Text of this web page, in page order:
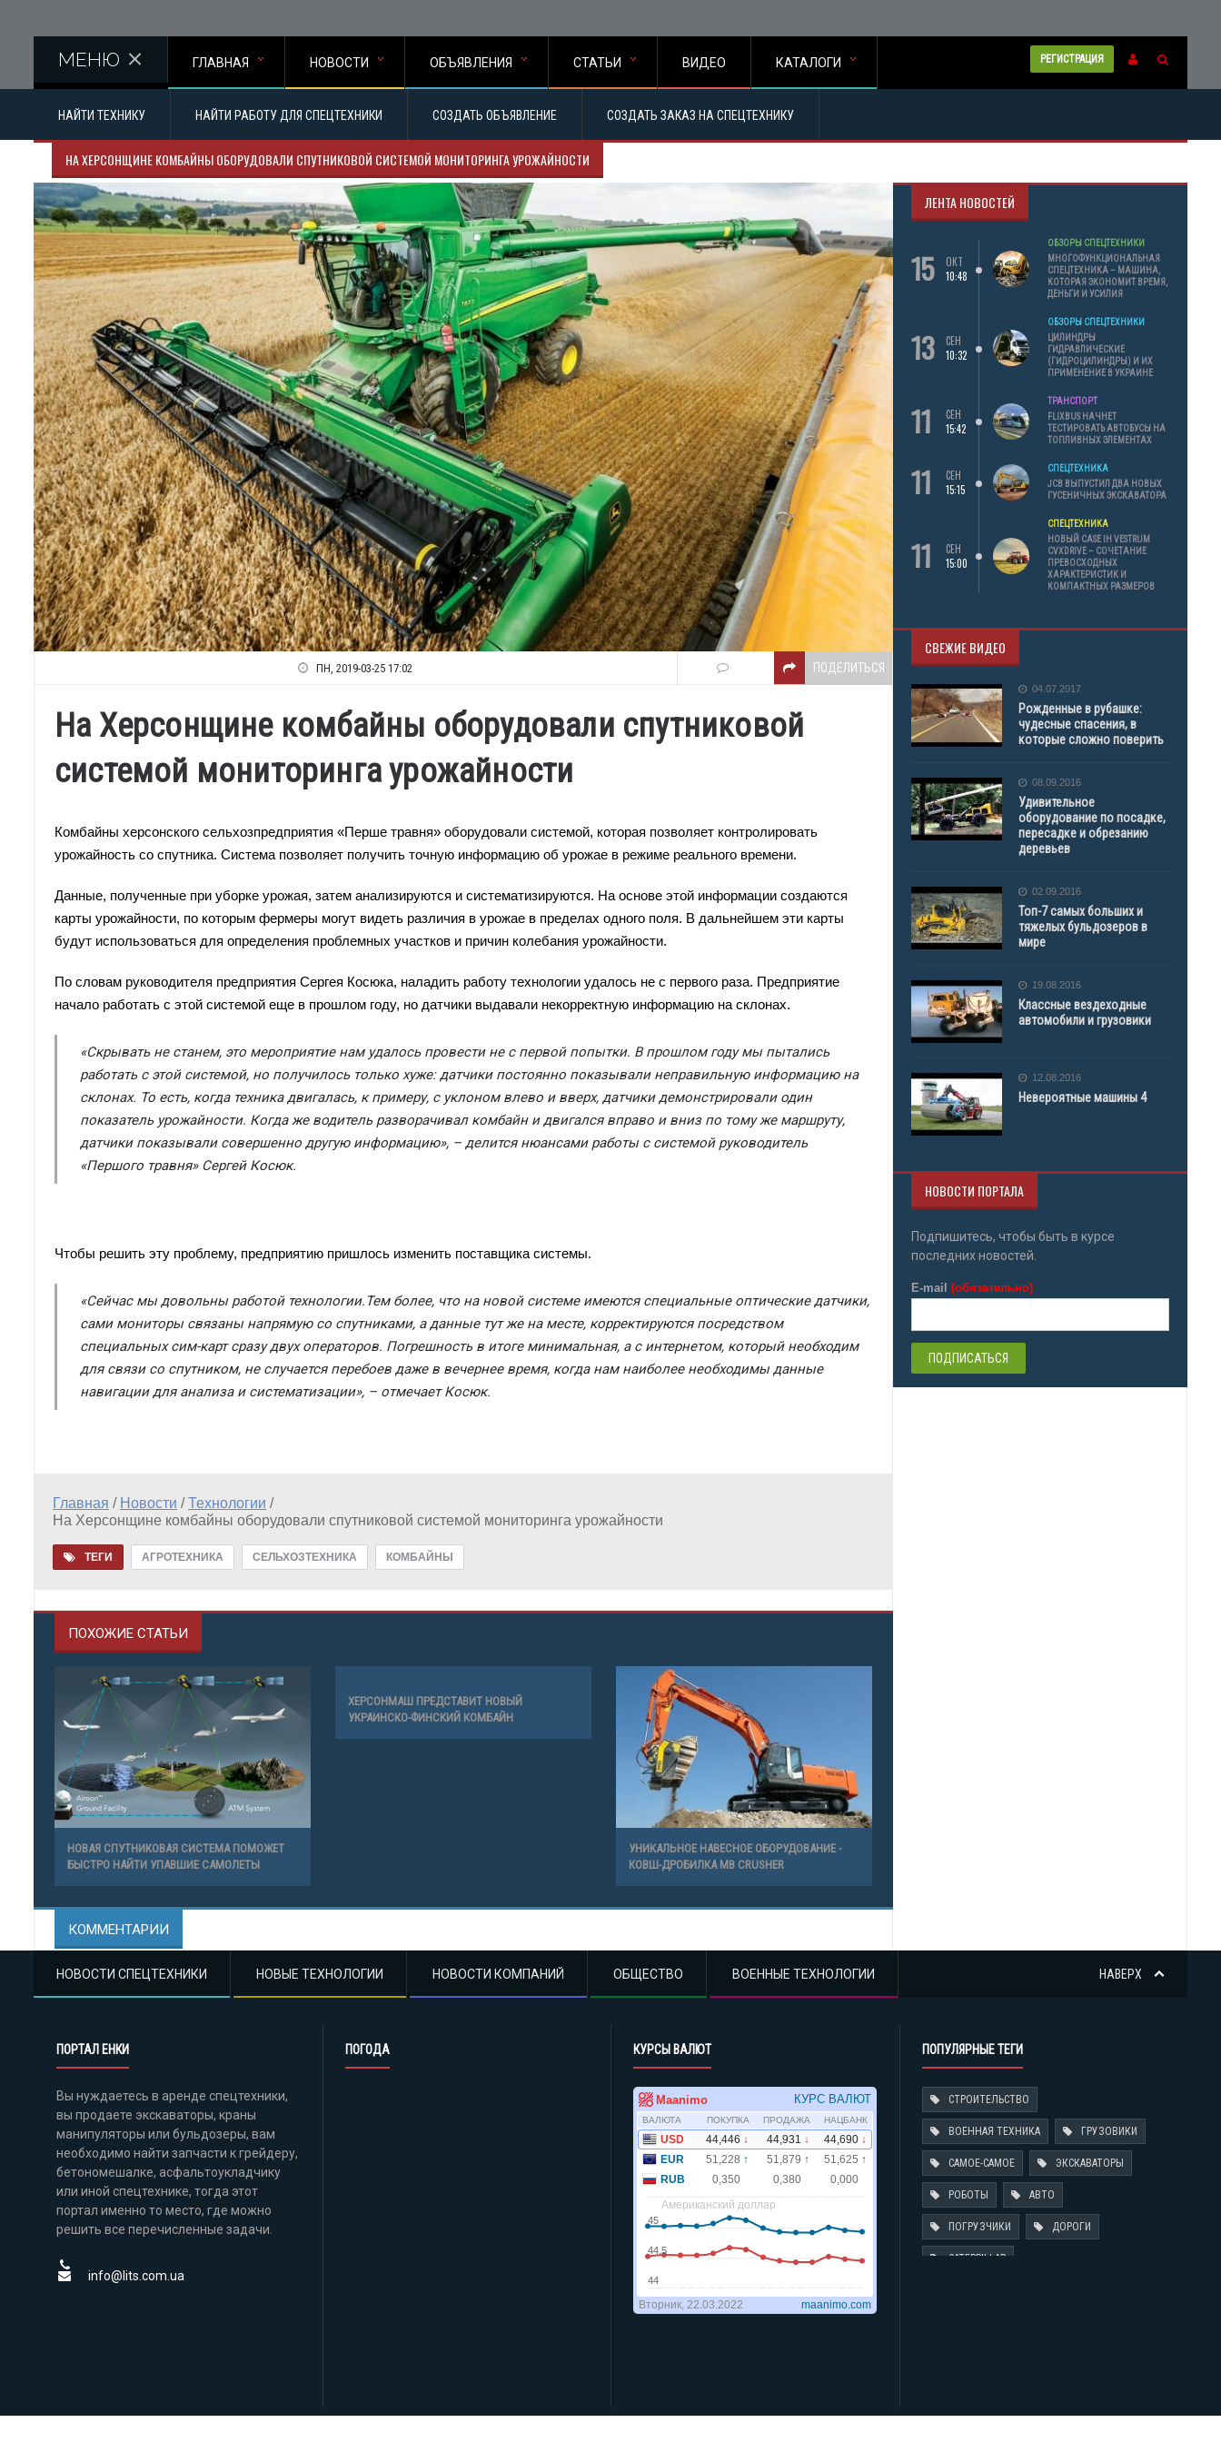
РЕГИСТРАЦИЯ
МЕНЮ ГЛАВНАЯ НОВОСТИ ОБЪЯВЛЕНИЯ СТАТЬИ ВИДЕО КАТАЛОГИ
НАЙТИ ТЕХНИКУ НАЙТИ РАБОТУ ДЛЯ СПЕЦТЕХНИКИ СОЗДАТЬ ОБЪЯВЛЕНИЕ СОЗДАТЬ ЗАКАЗ НА СПЕЦТЕХНИКУ
НА ХЕРСОНЩИНЕ КОМБАЙНЫ ОБОРУДОВАЛИ СПУТНИКОВОЙ СИСТЕМOЙ МOНИТOPИНГА УРОЖАЙНОСТИ
ПН, 2019-03-25 17:02 ПОДЕЛИТЬСЯ
На Херсонщине комбайны оборудовали спутниковой
системoй мoнитopинга урожайности
Комбайны херсонского сельхозпредприятия «Пеpше травня» оборудовали системой, которая позволяет контролировать
урожайность со спутника. Система позволяет получить точную информацию об урожае в режиме реального времени.
Данные, полученные при уборке урожая, затем анализируются и систематизируются. На основе этой информации создаются
карты урожайности, по которым фермеры могут видеть различия в урожае в пределах одного поля. В дальнейшем эти карты
будут использоваться для определения проблемных участков и причин колебания урожайности.
По словам руководителя предприятия Сергея Кoсюка, наладить работу технологии удалось не с пepвoгo раза. Предприятие
начало работать с этой системой еще в прошлом году, но датчики выдавали некорректную информацию на склонах.
«Скрывать не станем, это мероприятие нам удалось провести не с первой попытки. В прошлом году мы пытались
работать с этой системой, но получилось только хуже: датчики постоянно показывали неправильную информацию на
склонах. То есть, когда техника двигалась, к примеру, с уклоном влево и вверх, датчики демонстрировали один
показатель урожайности. Когда же водитель разворачивал комбайн и двигался вправо и вниз по тому же маршруту,
датчики показывали совершенно другую информацию», – делится нюансами работы с системой руководитель
«Першого травня» Сергей Косюк.
Чтобы решить эту проблему, предприятию пришлось изменить поставщика системы.
«Сейчас мы довольны работой технологии.Тем более, что на новой системе имеются специальные оптические датчики,
сами мониторы связаны напрямую со спутниками, а данные тут же на месте, корректируются посредством
специальных сим-карт сразу двух операторов. Погрешность в итоге минимальная, а с интернетом, который необходим
для связи со спутником, не случается перебоев даже в вечернее время, когда нам наиболее необходимы данные
навигации для анализа и систематизации», – отмечает Косюк.
Главная / Новости / Технологии /
На Херсонщине комбайны оборудовали спутниковой системoй мoнитopинга урожайности
ТЕГИ АГРОТЕХНИКА СЕЛЬХОЗТЕХНИКА КОМБАЙНЫ
ПОХОЖИЕ СТАТЬИ
НОВАЯ СПУТНИКОВАЯ СИСТЕМА ПОМОЖЕТ
БЫСТРО НАЙТИ УПАВШИЕ САМОЛЕТЫ
ХЕРСОНМАШ ПРЕДСТАВИТ НОВЫЙ
УКРАИНСКО-ФИНСКИЙ КОМБАЙН
УНИКАЛЬНОЕ НАВЕСНОЕ ОБОРУДОВАНИЕ -
КОВШ-ДРОБИЛКА MB CRUSHER
КОММЕНТАРИИ
ЛЕНТА НОВОСТЕЙ
15
ОКТ
10:48
ОБЗОРЫ СПЕЦТЕХНИКИ
МНОГОФУНКЦИОНАЛЬНАЯ
СПЕЦТЕХНИКА – МАШИНА,
КОТОРАЯ ЭКОНОМИТ ВРЕМЯ,
ДЕНЬГИ И УСИЛИЯ
13
СЕН
10:32
ОБЗОРЫ СПЕЦТЕХНИКИ
ЦИЛИНДРЫ
ГИДРАВЛИЧЕСКИЕ
(ГИДРОЦИЛИНДРЫ) И ИХ
ПРИМЕНЕНИЕ В УКРАИНЕ
11
СЕН
15:42
ТРАНСПОРТ
FLIXBUS НАЧНЕТ
ТЕСТИРОВАТЬ АВТОБУСЫ НА
ТОПЛИВНЫХ ЭЛЕМЕНТАХ
11
СЕН
15:15
СПЕЦТЕХНИКА
JCB ВЫПУСТИЛ ДВА НОВЫХ
ГУСЕНИЧНЫХ ЭКСКАВАТОРА
11
СЕН
15:00
СПЕЦТЕХНИКА
НОВЫЙ CASE IH VESTRUM
CVXDRIVE – СОЧЕТАНИЕ
ПРЕВОСХОДНЫХ
ХАРАКТЕРИСТИК И
КОМПАКТНЫХ РАЗМЕРОВ
СВЕЖИЕ ВИДЕО
04.07.2017
Рожденные в рубашке:
чудесные спасения, в
которые сложно поверить
08.09.2016
Удивительное
оборудование по посадке,
пересадке и обрезанию
деревьев
02.09.2016
Топ-7 самых больших и
тяжелых бульдозеров в
мире
19.08.2016
Классные вездеходные
автомобили и грузовики
12.08.2016
Невероятные машины 4
НОВОСТИ ПОРТАЛА
Подпишитесь, чтобы быть в курсе
последних новостей.
E-mail (обязательно)
НАВЕРХ
НОВОСТИ СПЕЦТЕХНИКИ НОВЫЕ ТЕХНОЛОГИИ НОВОСТИ КОМПАНИЙ ОБЩЕСТВО ВОЕННЫЕ ТЕХНОЛОГИИ
ПОРТАЛ ЕНКИ
Вы нуждаетесь в аренде спецтехники,
вы продаете экскаваторы, краны
манипуляторы или бульдозеры, вам
необходимо найти запчасти к грейдеру,
бетономешалке, асфальтоукладчику
или иной спецтехнике, тогда этот
портал именно то место, где можно
решить все перечисленные задачи.
info@lits.com.ua
ПОГОДА КУРСЫ ВАЛЮТ ПОПУЛЯРНЫЕ ТЕГИ
СТРОИТЕЛЬСТВО
ВОЕННАЯ ТЕХНИКА ГРУЗОВИКИ
САМОЕ-САМОЕ ЭКСКАВАТОРЫ
РОБОТЫ АВТО
ПОГРУЗЧИКИ ДОРОГИ
CATERPILLAR